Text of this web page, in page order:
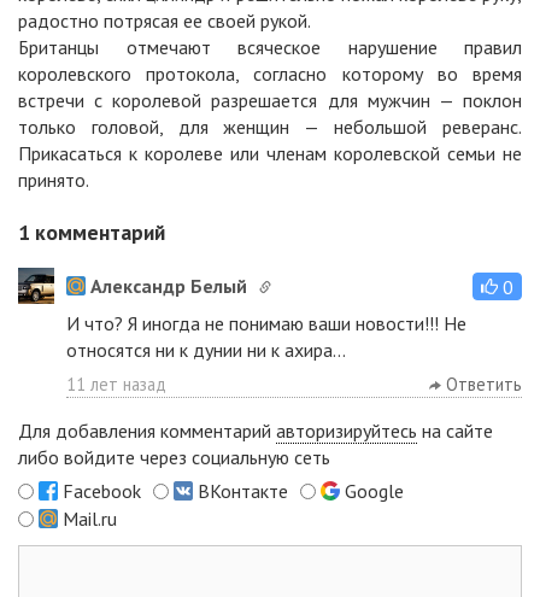
радостно потрясая ее своей рукой.
Британцы отмечают всяческое нарушение правил
королевского протокола, согласно которому во время
встречи с королевой разрешается для мужчин — поклон
только головой, для женщин — небольшой реверанс.
Прикасаться к королеве или членам королевской семьи не
принято.
1 комментарий
Александр Белый
0
И что? Я иногда не понимаю ваши новости!!! Не
относятся ни к дунии ни к ахира...
11 лет назад Ответить
Для добавления комментарий авторизируйтесь на сайте
либо войдите через социальную сеть
Facebook
ВКонтакте
Google
Mail.ru